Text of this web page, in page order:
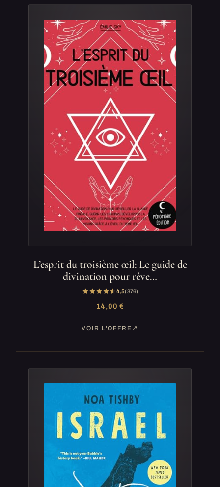
L’esprit du troisième œil: Le guide de
divination pour réve…
4,5(376)
14,00 €
VOIR L'OFFRE